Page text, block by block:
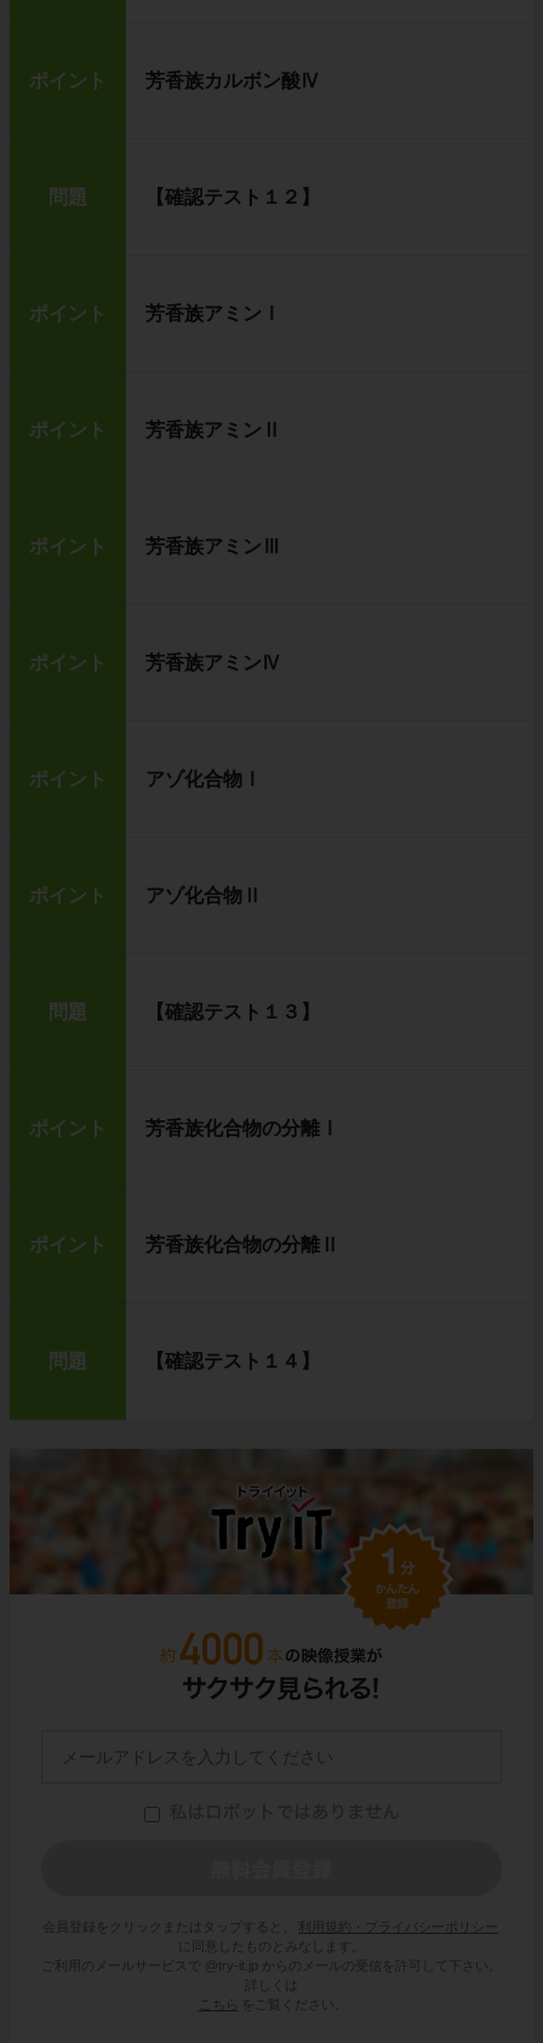
ポイント 芳香族カルボン酸Ⅳ
問題 【確認テスト１２】
ポイント 芳香族アミンⅠ
ポイント 芳香族アミンⅡ
ポイント 芳香族アミンⅢ
ポイント 芳香族アミンⅣ
ポイント アゾ化合物Ⅰ
ポイント アゾ化合物Ⅱ
問題 【確認テスト１３】
ポイント 芳香族化合物の分離Ⅰ
ポイント 芳香族化合物の分離Ⅱ
問題 【確認テスト１４】
会員登録をクリックまたはタップすると、
利用規約・プライバシーポリシー
に同意したものとみなします。
ご利用のメールサービスで @try-it.jp からのメールの受信を許可して下さい。
詳しくは
こちら
をご覧ください。